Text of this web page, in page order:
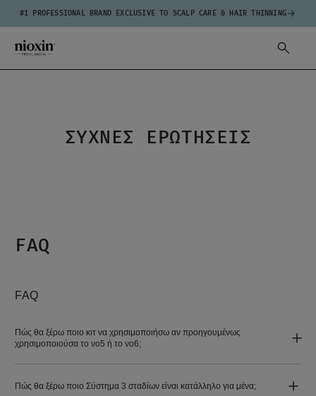
#1 PROFESSIONAL BRAND EXCLUSIVE TO SCALP CARE & HAIR THINNING
ΣΥΧΝΈΣ ΕΡΩΤΉΣΕΙΣ
FAQ
FAQ
Πώς θα ξέρω ποιο κιτ να χρησιμοποιήσω αν προηγουμένως
χρησιμοποιούσα το νο5 ή το νο6;
Πώς θα ξέρω ποιο Σύστημα 3 σταδίων είναι κατάλληλο για μένα;